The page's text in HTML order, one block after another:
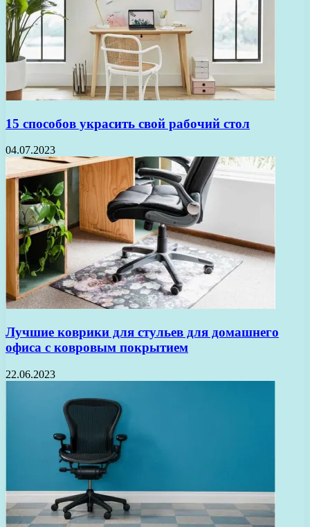
15 способов украсить свой рабочий стол
04.07.2023
Лучшие коврики для стульев для домашнего
офиса с ковровым покрытием
22.06.2023